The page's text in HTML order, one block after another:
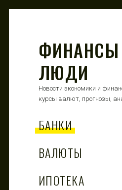
ФИНАНСЫ
ЛЮДИ
Новости экономики и
курсы валют, прогнозы,
БАНКИ
ВАЛЮТЫ
ИПОТЕКА